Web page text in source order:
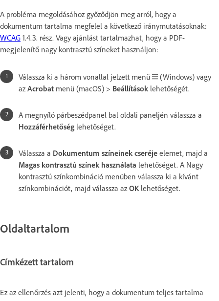
A probléma megoldásához győződjön meg arról, hogy a
dokumentum tartalma megfelel a következő iránymutatásoknak:
WCAG 1.4.3. rész. Vagy ajánlást tartalmazhat, hogy a PDF-
megjelenítő nagy kontrasztú színeket használjon:
Válassza ki a három vonallal jelzett menü
(Windows) vagy
az Acrobat menü (macOS) > Beállítások lehetőségét.
A megnyíló párbeszédpanel bal oldali paneljén válassza a
Hozzáférhetőség lehetőséget.
Válassza a Dokumentum színeinek cseréje elemet, majd a
Magas kontrasztú színek használata lehetőséget. A Nagy
kontrasztú színkombináció menüben válassza ki a kívánt
színkombinációt, majd válassza az OKlehetőséget.
Oldaltartalom
Címkézett tartalom
Ez az ellenőrzés azt jelenti, hogy a dokumentum teljes tartalma